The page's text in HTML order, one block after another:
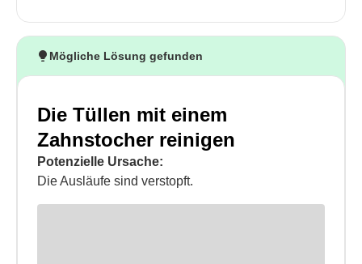
Mögliche Lösung gefunden
Die Tüllen mit einem
Zahnstocher reinigen
Potenzielle Ursache:
Die Ausläufe sind verstopft.